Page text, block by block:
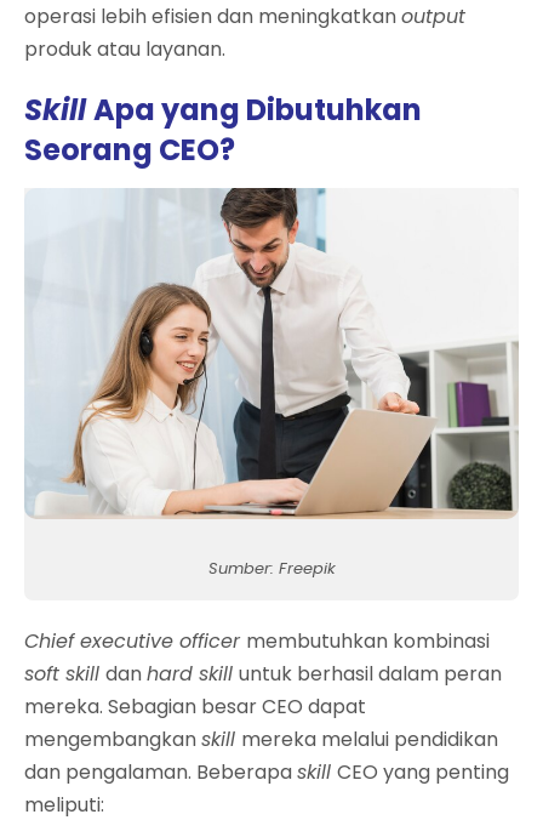
operasi lebih efisien dan meningkatkanoutput
produk atau layanan.
SkillApa yang Dibutuhkan
Seorang CEO?
Sumber: Freepik
Chief executive officer membutuhkan kombinasi
soft skill danhard skill untuk berhasil dalam peran
mereka. Sebagian besar CEO dapat
mengembangkanskill mereka melalui pendidikan
dan pengalaman. Beberapaskill CEO yang penting
meliputi: